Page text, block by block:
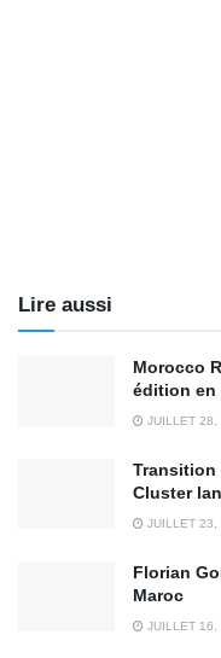
Lire aussi
Morocco
édition en
JUILLET 28,
Transition
Cluster
JUILLET 23,
Florian
Maroc
JUILLET 16,